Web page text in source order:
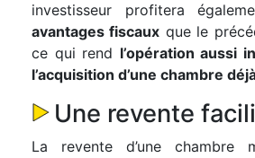
investisseur profitera
avantages fiscaux que le
ce qui rend l’opération aussi
l’acquisition d’une chambre
Une revente
La revente d’une chambre